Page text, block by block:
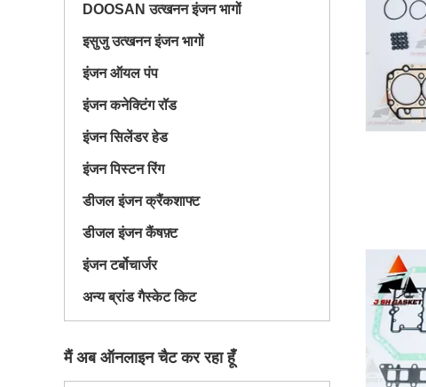
DOOSAN उत्खनन इंजन भागों
इसुजु उत्खनन इंजन भागों
इंजन ऑयल पंप
इंजन कनेक्टिंग रॉड
इंजन सिलेंडर हेड
इंजन पिस्टन रिंग
डीजल इंजन क्रैंकशाफ्ट
डीजल इंजन कैंषफ़्ट
इंजन टर्बोचार्जर
अन्य ब्रांड गैस्केट किट
मैं अब ऑनलाइन चैट कर रहा हूँ